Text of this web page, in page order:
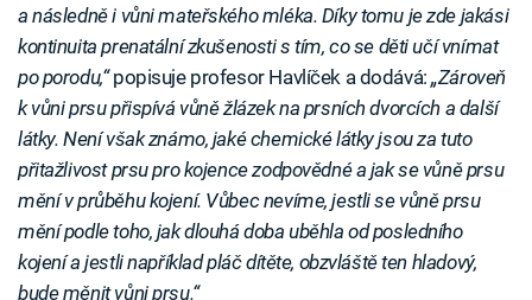
a následně i vůni mateřského mléka. Díky tomu je zde jakási
kontinuita prenatální zkušenosti s tím, co se děti učí vnímat
po porodu,“popisuje profesor Havlíček a dodává:„Zároveň
k vůni prsu přispívá vůně žlázek na prsních dvorcích a další
látky. Není však známo, jaké chemické látky jsou za tuto
přitažlivost prsu pro kojence zodpovědné a jak se vůně prsu
mění v průběhu kojení. Vůbec nevíme, jestli se vůně prsu
mění podle toho, jak dlouhá doba uběhla od posledního
kojení a jestli například pláč dítěte, obzvláště ten hladový,
bude měnit vůni prsu.“